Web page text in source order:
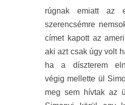
rúgnak emiatt az
szerencsémre
címet kapott az
aki azt csak úgy volt
ha a díszterem
végig mellette ül
meg sem hívtak az